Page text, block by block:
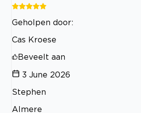
Geholpen door:
Cas Kroese
Beveelt aan
3 June 2026
Stephen
Almere